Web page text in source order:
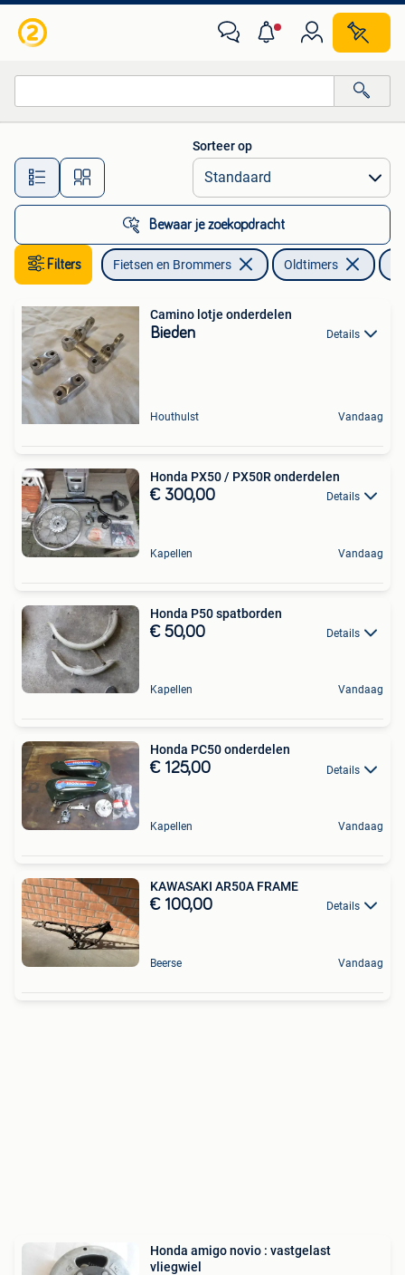
Alle afstanden…
Sorteer op
Bewaar je zoekopdracht
Filters Fietsen en Brommers Oldtimers
Camino lotje onderdelen
Bieden Details
Houthulst Vandaag
Honda PX50 / PX50R onderdelen
€ 300,00 Details
Kapellen Vandaag
Honda P50 spatborden
€ 50,00 Details
Kapellen Vandaag
Honda PC50 onderdelen
€ 125,00 Details
Kapellen Vandaag
KAWASAKI AR50A FRAME
€ 100,00 Details
Beerse Vandaag
Honda amigo novio : vastgelast
vliegwiel